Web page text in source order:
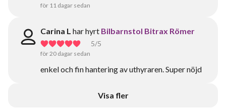
för 11 dagar sedan
Carina L har hyrt Bilbarnstol Bitrax Römer
5/5
för 20 dagar sedan
enkel och fin hantering av uthyraren. Super nöjd
Visa fler